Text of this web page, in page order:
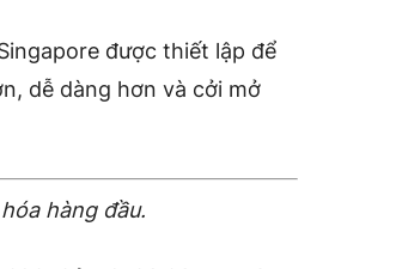
được thiết lập để
dễ dàng hơn và cởi mở
hàng đầu.